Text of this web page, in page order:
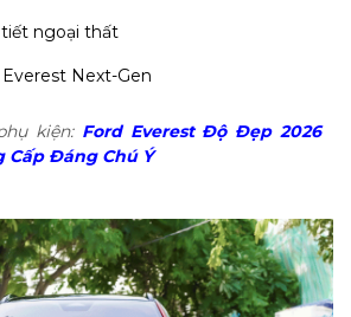
ngoại thất
Next-Gen
kiện: Ford Everest Độ Đẹp 2026
Cấp Đáng Chú Ý